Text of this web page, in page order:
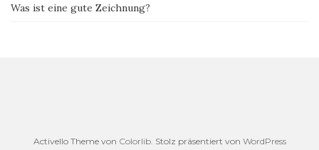
Was ist eine gute Zeichnung?
Activello Theme von Colorlib. Stolz präsentiert von WordPress